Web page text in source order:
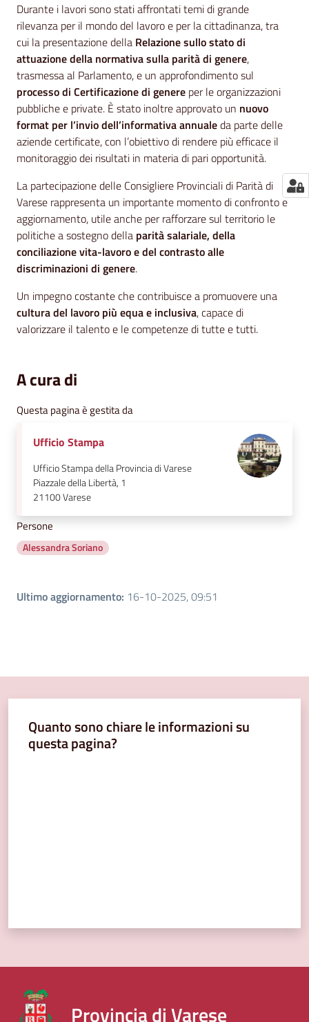
Durante i lavori sono stati affrontati temi di grande
rilevanza per il mondo del lavoro e per la cittadinanza, tra
cui la presentazione della Relazione sullo stato di
attuazione della normativa sulla parità di genere,
trasmessa al Parlamento, e un approfondimento sul
processo di Certificazione di genere per le organizzazioni
pubbliche e private. È stato inoltre approvato un nuovo
format per l’invio dell’informativa annualeda parte delle
aziende certificate, con l’obiettivo di rendere più efficace il
monitoraggio dei risultati in materia di pari opportunità.
La partecipazione delle Consigliere Provinciali di Parità di
Varese rappresenta un importante momento di confronto e
aggiornamento, utile anche per rafforzare sul territorio le
politiche a sostegno della parità salariale, della
conciliazione vita-lavoro e del contrasto alle
discriminazioni di genere.
Un impegno costante che contribuisce a promuovere una
cultura del lavoro più equa e inclusiva, capace di
valorizzare il talento e le competenze di tutte e tutti.
A cura di
Questa pagina è gestita da
Ufficio Stampa
Ufficio Stampa della Provincia di Varese
Piazzale della Libertà, 1
21100Varese
Persone
Alessandra Soriano
Ultimo aggiornamento: 16-10-2025, 09:51
Quanto sono chiare le informazioni su
questa pagina?
Provincia di Varese